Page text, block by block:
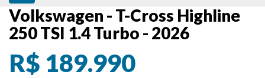
Volkswagen - T-Cross Highline
250 TSI 1.4 Turbo - 2026
R$ 189.990